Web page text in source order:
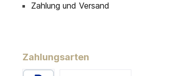
Zahlung und Versand
Zahlungsarten